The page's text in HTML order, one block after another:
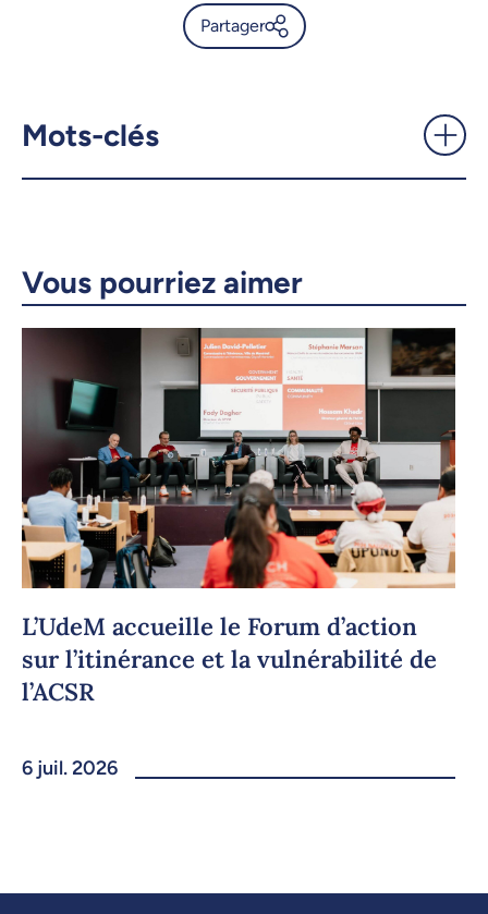
Partager
Copier le lien
Mots-clés
Vous pourriez aimer
L’UdeM accueille le Forum d’action
sur l’itinérance et la vulnérabilité de
l’ACSR
6 juil. 2026